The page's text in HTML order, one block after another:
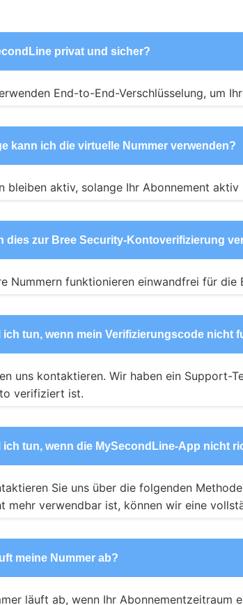
privat und sicher?
End-to-End-Verschlüsselung, um
kann ich die virtuelle Nummer verwenden?
bleiben aktiv, solange Ihr Abonnement
dies zur Bree Security-Kontoverifizierung
Nummern funktionieren einwandfrei für
ich tun, wenn mein Verifizierungscode nicht
uns kontaktieren. Wir haben ein Support-
verifiziert ist.
ich tun, wenn die MySecondLine-App nicht
Sie uns über die folgenden
mehr verwendbar ist, können wir eine
meine Nummer ab?
läuft ab, wenn Ihr Abonnementzeitraum